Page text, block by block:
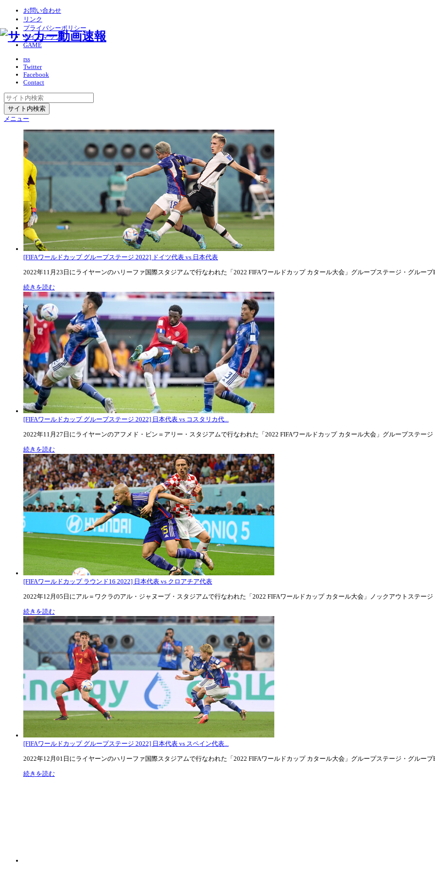
お問い合わせ
リンク
プライバシーポリシー
サイトマップ
GAME
rss
Twitter
Facebook
Contact
メニュー
[FIFAワールドカップ グループステージ 2022] ドイツ代表 vs 日本代表
2022年11月23日にライヤーンのハリーファ国際スタジアムで行なわれた「2022 FIFAワールドカップ カタール大会」グループステージ・グループ
続きを読む
[FIFAワールドカップ グループステージ 2022] 日本代表 vs コスタリカ代...
2022年11月27日にライヤーンのアフメド・ビン＝アリー・スタジアムで行なわれた「2022 FIFAワールドカップ カタール大会」グループステージ
続きを読む
[FIFAワールドカップ ラウンド16 2022] 日本代表 vs クロアチア代表
2022年12月05日にアル＝ワクラのアル・ジャヌーブ・スタジアムで行なわれた「2022 FIFAワールドカップ カタール大会」ノックアウトステージ
続きを読む
[FIFAワールドカップ グループステージ 2022] 日本代表 vs スペイン代表...
2022年12月01日にライヤーンのハリーファ国際スタジアムで行なわれた「2022 FIFAワールドカップ カタール大会」グループステージ・グループ
続きを読む